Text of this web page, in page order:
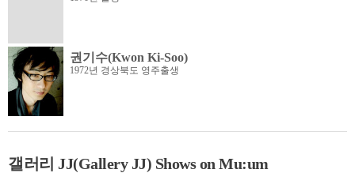
권기수(Kwon Ki-Soo)
1972년 경상북도 영주출생
갤러리 JJ(Gallery JJ) Shows on Mu:um